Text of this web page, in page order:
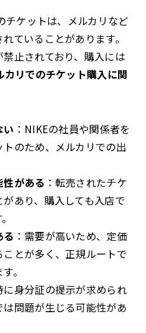
チケットは、メルカリなど
ていることがあります。
止されており、購入には
カリでのチケット購入に関
い ：NIKEの社員や関係者を
のため、メルカリでの出
性がある ：転売されたチケ
あり、購入しても入店で
る ：需要が高いため、定価
とが多く、正規ルートで
。
に身分証の提示が求められ
問題が生じる可能性があ